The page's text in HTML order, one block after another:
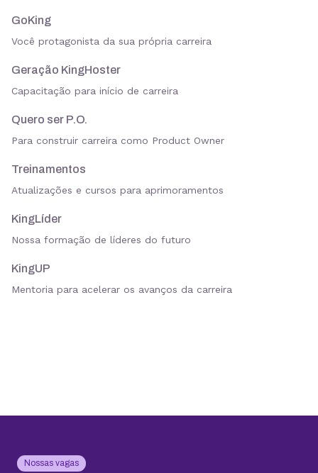
GoKing
Você protagonista da sua própria carreira
Geração KingHoster
Capacitação para início de carreira
Quero ser P.O.
Para construir carreira como Product Owner
Treinamentos
Atualizações e cursos para aprimoramentos
KingLíder
Nossa formação de líderes do futuro
KingUP
Mentoria para acelerar os avanços da carreira
Nossas vagas